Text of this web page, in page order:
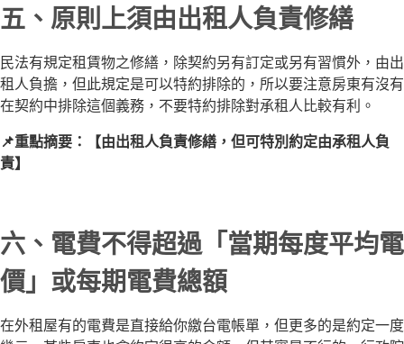
五、原則上須由出租人負責修繕
民法有規定租賃物之修繕，除契約另有訂定或另有習慣外，由出
租人負擔，但此規定是可以特約排除的，所以要注意房東有沒有
在契約中排除這個義務，不要特約排除對承租人比較有利。
📌重點摘要：【由出租人負責修繕，但可特別約定由承租人負
責】
六、電費不得超過「當期每度平均電
價」或每期電費總額
在外租屋有的電費是直接給你繳台電帳單，但更多的是約定一度